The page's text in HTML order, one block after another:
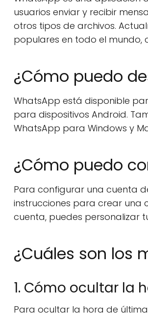
usuarios enviar y recibir
otros tipos de archivos.
populares en todo el mundo,
¿Cómo puedo
WhatsApp está disponible
para dispositivos Android.
WhatsApp para Windows y
¿Cómo puedo
Para configurar una cuenta
instrucciones para crear una
cuenta, puedes personalizar
¿Cuáles son los
1. Cómo ocultar la
Para ocultar la hora de